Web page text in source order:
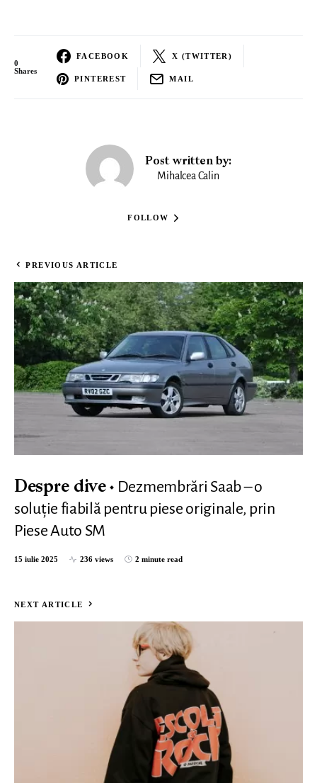
0
Shares
FACEBOOK X (TWITTER)
PINTEREST MAIL
Post written by:
Mihalcea Calin
FOLLOW
PREVIOUS ARTICLE
Despre dive
Dezmembrări Saab – o
soluție fiabilă pentru piese originale, prin
Piese Auto SM
15 iulie 2025 236 views 2 minute read
NEXT ARTICLE